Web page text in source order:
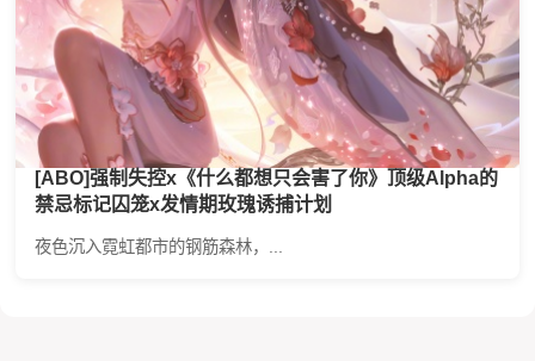
[ABO]强制失控x《什么都想只会害了你》顶级Alpha的
禁忌标记囚笼x发情期玫瑰诱捕计划
夜色沉入霓虹都市的钢筋森林，...